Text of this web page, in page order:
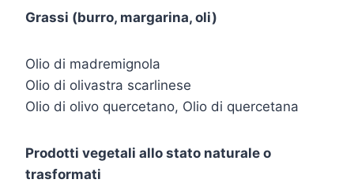
Grassi (burro, margarina, oli)
Olio di madremignola
Olio di olivastra scarlinese
Olio di olivo quercetano, Olio di quercetana
Prodotti vegetali allo stato naturale o
trasformati